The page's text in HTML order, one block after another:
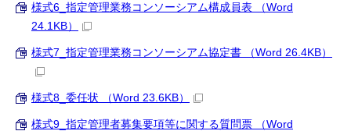
様式6_指定管理業務コンソーシアム構成員表 （Word
24.1KB）
様式7_指定管理業務コンソーシアム協定書 （Word 26.4KB）
様式8_委任状 （Word 23.6KB）
様式9_指定管理者募集要項等に関する質問票 （Word